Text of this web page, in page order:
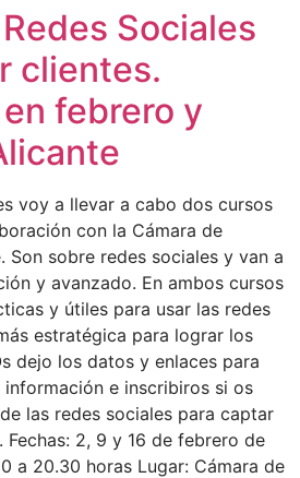
Sociales
clientes.
febrero y
voy a llevar a cabo dos cursos
con la Cámara de
Son sobre redes sociales y van a
y avanzado. En ambos cursos
y útiles para usar las redes
estratégica para lograr los
dejo los datos y enlaces para
e inscribiros si os
las redes sociales para captar
Fechas: 2, 9 y 16 de febrero de
a 20.30 horas Lugar: Cámara de